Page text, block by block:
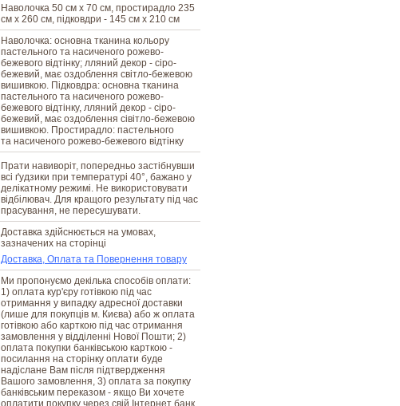
Наволочка 50 см х 70 см, простирадло 235
см х 260 см, підковдри - 145 см х 210 см
Наволочка: основна тканина кольору
пастельного та насиченого рожево-
бежевого відтінку; лляний декор - сіро-
бежевий, має оздоблення світло-бежевою
вишивкою. Підковдра: основна тканина
пастельного та насиченого рожево-
бежевого відтінку, лляний декор - сіро-
бежевий, має оздоблення сівітло-бежевою
вишивкою. Простирадло: пастельного
та насиченого рожево-бежевого відтінку
Прати навиворіт, попередньо застібнувши
всі ґудзики при температурі 40°, бажано у
делікатному режимі. Не використовувати
відбілювач. Для кращого результату під час
прасування, не пересушувати.
Доставка здійснюється на умовах,
зазначених на сторінці
Доставка, Оплата та Повернення товару
Ми пропонуємо декілька способів оплати:
1) оплата кур'єру готівкою під час
отримання у випадку адресної доставки
(лише для покупців м. Києва) або ж оплата
готівкою або карткою під час отримання
замовлення у відділенні Нової Пошти; 2)
оплата покупки банківською карткою -
посилання на сторінку оплати буде
надіслане Вам після підтвердження
Вашого замовлення, 3) оплата за покупку
банківським переказом - якщо Ви хочете
оплатити покупку через свій Інтернет банк,